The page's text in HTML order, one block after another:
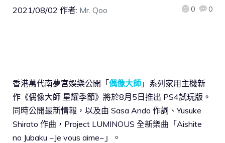
2021/08/02 作者: Mr. Qoo 0 0
香港萬代南夢宮娛樂公開「偶像大師 」系列家用主機新
作《偶像大師 星耀季節》將於8月5日推出 PS4試玩版。
同時公開最新情報，以及由 Sasa Ando 作詞、Yusuke
Shirato 作曲，Project LUMINOUS 全新樂曲「Aishite
no Jubaku ~Je vous aime~」。